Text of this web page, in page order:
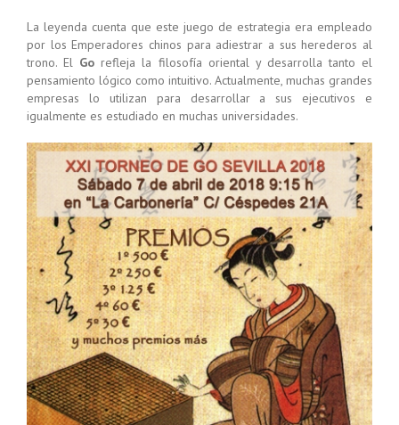
La leyenda cuenta que este juego de estrategia era empleado
por los Emperadores chinos para adiestrar a sus herederos al
trono. El Gorefleja la filosofía oriental y desarrolla tanto el
pensamiento lógico como intuitivo. Actualmente, muchas grandes
empresas lo utilizan para desarrollar a sus ejecutivos e
igualmente es estudiado en muchas universidades.